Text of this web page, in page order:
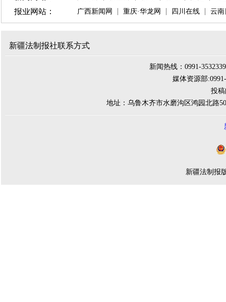
报业网站： 广西新闻网 重庆·华龙网 四川在线 云南
新疆法制报社联系方式
新闻热线：0991-
媒体资源部
投稿
地址：乌鲁木齐市水磨沟区鸿园北路
新疆法制报